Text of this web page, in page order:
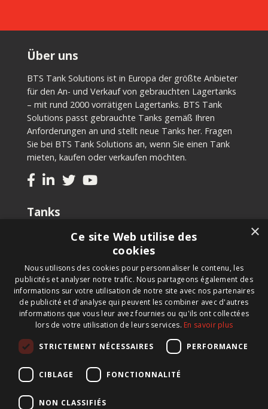
Über uns
BTS Tank Solutions ist in Europa der größte Anbieter
für den An- und Verkauf von gebrauchten Lagertanks
– mit rund 2000 vorrätigen Lagertanks. BTS Tank
Solutions passt gebrauchte Tanks gemäß Ihren
Anforderungen an und stellt neue Tanks her. Fragen
Sie bei BTS Tank Solutions an, wenn Sie einen Tank
mieten, kaufen oder verkaufen möchten.
Tanks
Gebrauchte Tanks kaufen
Tanks verkaufen
Maßgeschneiderter Tank
Newsletter
Schreiben Sie sich für unseren Newsletter ein und wir
informieren Sie über neue Produkte, wichtige
Neuigkeiten und tolle Angebote.
×
Ce site Web utilise des
cookies
Nous utilisons des cookies pour personnaliser le contenu, les
publicités et analyser notre trafic. Nous partageons également des
informations sur votre utilisation de notre site avec nos partenaires
de publicité et d'analyse qui peuvent les combiner avec d'autres
informations que vous leur avez fournies ou qu'ils ont collectées
lors de votre utilisation de leurs services. En savoir plus
STRICTEMENT NÉCESSAIRES PERFORMANCE
CIBLAGE FONCTIONNALITÉ
NON CLASSIFIÉS